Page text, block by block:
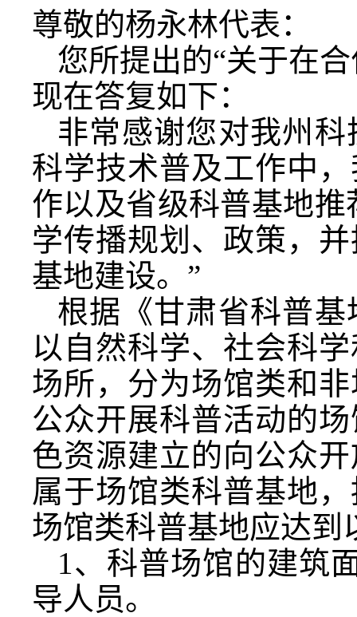
尊敬的杨永林代表：
您所提出的“关于在
现在答复如下：
非常感谢您对我州
科学技术普及工作中
作以及省级科普基地
学传播规划、政策，
基地建设。”
根据《甘肃省科普
以自然科学、社会科
场所，分为场馆类和
公众开展科普活动的
色资源建立的向公众
属于场馆类科普基地
场馆类科普基地应达到
1、科普场馆的建筑
导人员。